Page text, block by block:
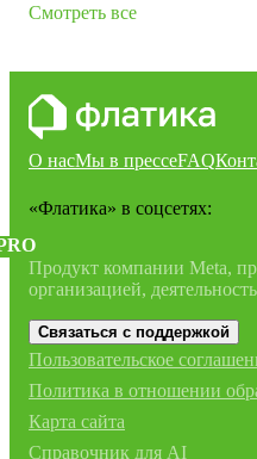
Смотреть все
О насМы в прессеFAQ
«Флатика» в соцсетях:
Продукт компании Meta,
организацией,
Связаться с поддержкой
Пользовательское
Политика в отношении
Карта сайта
Справочник для AI